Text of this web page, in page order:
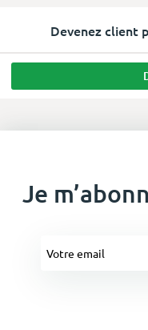
Devenez client
Je